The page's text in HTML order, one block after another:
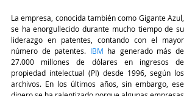
La empresa, conocida también como Gigante Azul,
se ha enorgullecido durante mucho tiempo de su
liderazgo en patentes, contando con el mayor
número de patentes. IBM ha generado más de
27.000 millones de dólares en ingresos de
propiedad intelectual (PI) desde 1996, según los
archivos. En los últimos años, sin embargo, ese